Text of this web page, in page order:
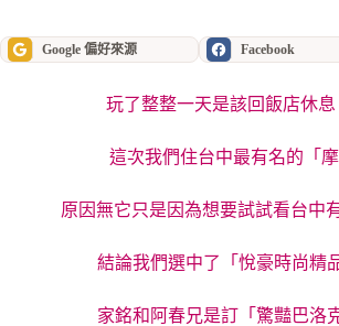
Google 偏好來源 Facebook
玩了整整一天是該回飯店休息
這次我們住台中最有名的「
原因無它只是因為想要試試看台中
結論我們選中了「悅豪時尚精
家銘和阿春兄是訂「驚豔巴洛